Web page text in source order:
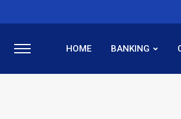
HOME BANKING